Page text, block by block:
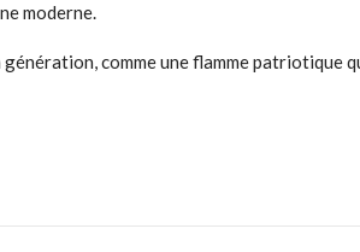
moderne.
comme une flamme patriotique